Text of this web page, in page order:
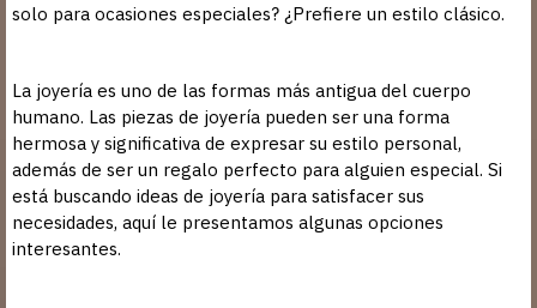
solo para ocasiones especiales? ¿Prefiere un estilo clásico.
La joyería es uno de las formas más antigua del cuerpo
humano. Las piezas de joyería pueden ser una forma
hermosa y significativa de expresar su estilo personal,
además de ser un regalo perfecto para alguien especial. Si
está buscando ideas de joyería para satisfacer sus
necesidades, aquí le presentamos algunas opciones
interesantes.